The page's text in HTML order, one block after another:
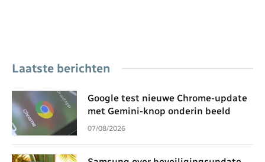
Laatste berichten
Google test nieuwe Chrome-update
met Gemini-knop onderin beeld
07/08/2026